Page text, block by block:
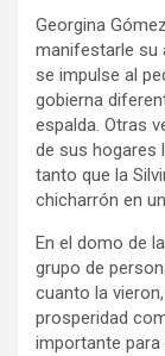
Georgina
manifestarle su
se impulse al
gobierna
espalda. Otras
de sus hogares
tanto que la
chicharrón en
En el domo de
grupo de
cuanto la
prosperidad
importante para